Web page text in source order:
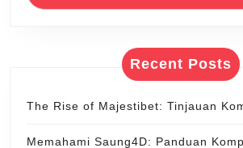
Recent Posts
The Rise of Majestibet: Tinjauan
Memahami Saung4D: Panduan